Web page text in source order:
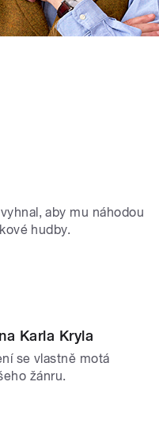
aby mu náhodou
hudby.
Karla Kryla
se vlastně motá
žánru.